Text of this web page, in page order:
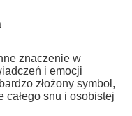
znaczenie w
i emocji
złożony symbol,
całego snu i osobistej